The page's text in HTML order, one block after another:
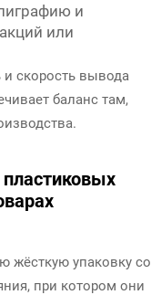
и
или
и скорость вывода
баланс там,
жёсткую упаковку со
при котором они